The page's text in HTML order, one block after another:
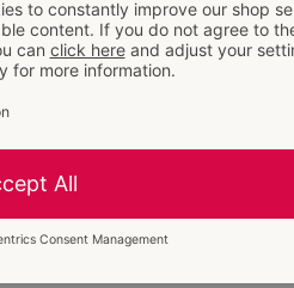
Размер
Размер: XL
Ширина:
Высота: